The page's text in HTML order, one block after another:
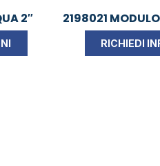
2″ 2198021
RICHIEDI